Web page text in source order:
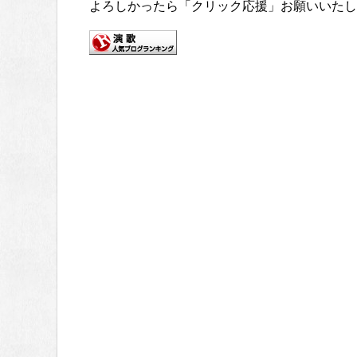
よろしかったら「クリック応援」お願いいた